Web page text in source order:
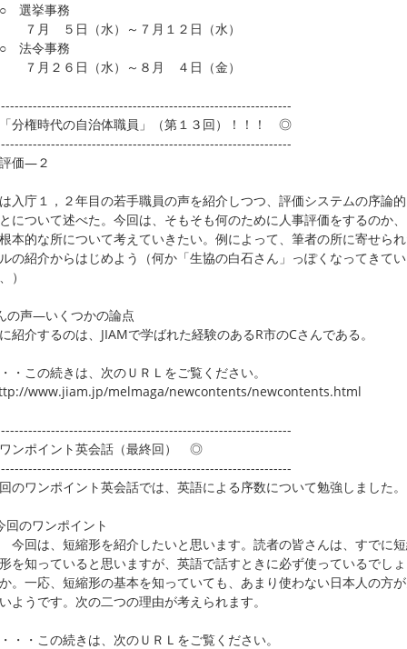
挙事務
５日（水）～７月１２日（水）
令事務
２６日（水）～８月 ４日（金）
権時代の自治体職員」（第１３回）！！！ ◎
価―２
入庁１，２年目の若手職員の声を紹介しつつ、評価システムの序論的
について述べた。今回は、そもそも何のために人事評価をするのか
本的な所について考えていきたい。例によって、筆者の所に寄せら
の紹介からはじめよう（何か「生協の白石さん」っぽくなってきて
）
の声―いくつかの論点
紹介するのは、JIAMで学ばれた経験のあるR市のCさんである。
・この続きは、次のＵＲＬをご覧ください。
www.jiam.jp/melmaga/newcontents/newcontents.html
ポイント英会話（最終回） ◎
のワンポイント英会話では、英語による序数について勉強しました。
のワンポイント
は、短縮形を紹介したいと思います。読者の皆さんは、すでに
知っていると思いますが、英語で話すときに必ず使っているでし
一応、短縮形の基本を知っていても、あまり使わない日本人の方
うです。次の二つの理由が考えられます。
・この続きは、次のＵＲＬをご覧ください。